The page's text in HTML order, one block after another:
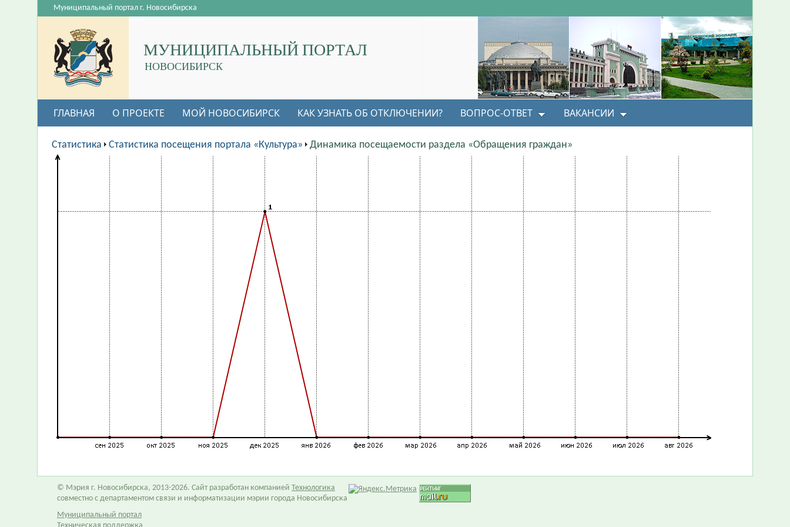
МУНИЦИПАЛЬНЫЙ ПОРТАЛ
НОВОСИБИРСК
Муниципальный портал г. Новосибирска
ГЛАВНАЯ О ПРОЕКТЕ МОЙ НОВОСИБИРСК КАК УЗНАТЬ ОБ ОТКЛЮЧЕНИИ? ВОПРОС-ОТВЕТ ВАКАНСИИ
Статистика Статистика посещения портала «Культура» Динамика посещаемости раздела «Обращения граждан»
© Мэрия г. Новосибирска, 2013-2026. Сайт разработан компанией Технологика
совместно с департаментом связи и информатизации мэрии города Новосибирска
Муниципальный портал